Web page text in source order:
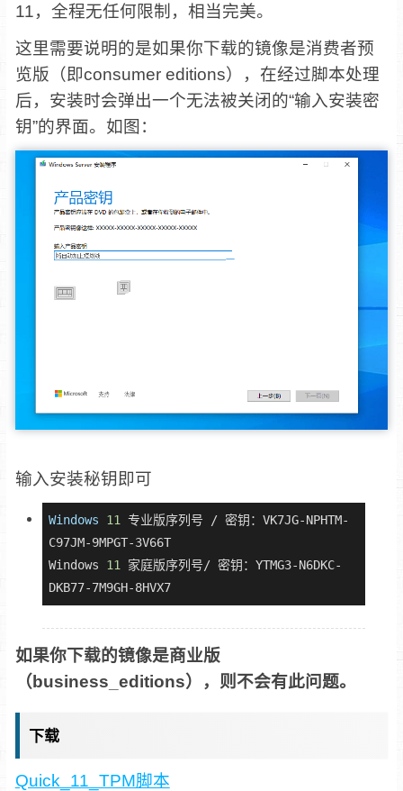
11，全程无任何限制，相当完美。
这里需要说明的是如果你下载的镜像是消费者预
览版（即consumer editions），在经过脚本处理
后，安装时会弹出一个无法被关闭的“输入安装密
钥”的界面。如图：
输入安装秘钥即可
Windows 11
专业版序列号 / 密钥：VK7JG-NPHTM-
C97JM-9MPGT-3V66T
Windows 11
家庭版序列号/ 密钥：YTMG3-N6DKC-
DKB77-7M9GH-8HVX7
如果你下载的镜像是商业版
（business_editions），则不会有此问题。
下载
Quick_11_TPM脚本